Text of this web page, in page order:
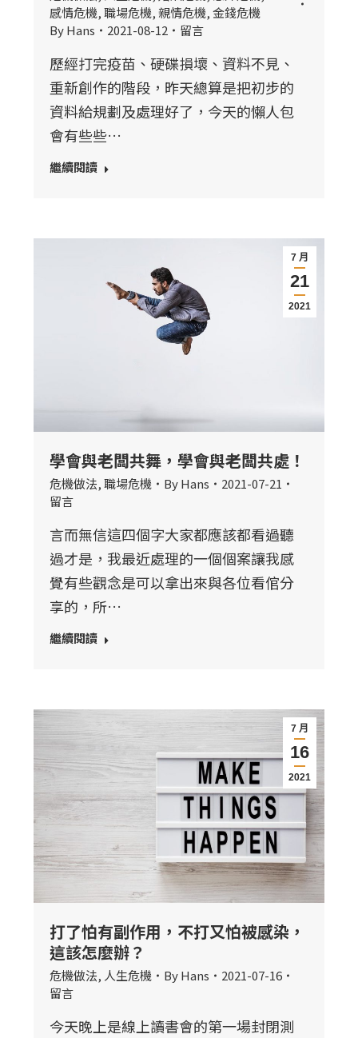
感情危機,職場危機,親情危機,金錢危機
ByHans 2021-08-12 留言
歷經打完疫苗、硬碟損壞、資料不見、
重新創作的階段，昨天總算是把初步的
資料給規劃及處理好了，今天的懶人包
會有些些…
繼續閱讀
7 月
21
2021
學會與老闆共舞，學會與老闆共處！
危機做法,職場危機 ByHans
2021-07-21
留言
言而無信這四個字大家都應該都看過聽
過才是，我最近處理的一個個案讓我感
覺有些觀念是可以拿出來與各位看倌分
享的，所…
繼續閱讀
7 月
16
2021
打了怕有副作用，不打又怕被感染，
這該怎麼辦？
危機做法, 人生危機 ByHans
2021-07-16
留言
今天晚上是線上讀書會的第一場封閉測